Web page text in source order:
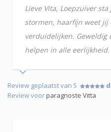
Lieve Vita, Loepzuiver
stormen, haarfijn weet jij
verduidelijken.
helpen in alle eerlijkheid.
Review geplaatst van 5
Review voorparagnoste Vitta